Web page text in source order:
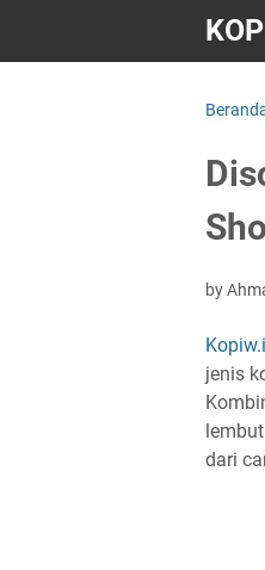
by
jenis
dari